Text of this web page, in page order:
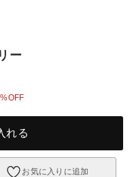
ー
れる
お気に入りに追加